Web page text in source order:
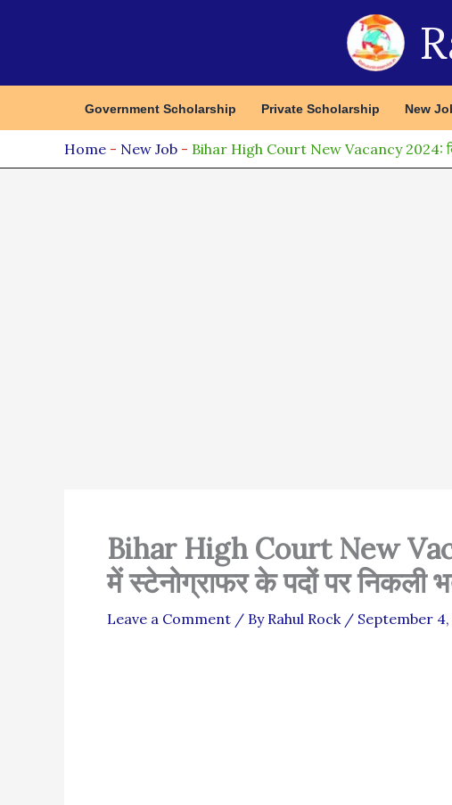
Government Scholarship Private Scholarship New
Home - New Job - Bihar High Court New Vacancy 2024:
Bihar High Court New
में स्टेनोग्राफर के पदों पर निकली
Leave a Comment / By Rahul Rock / September